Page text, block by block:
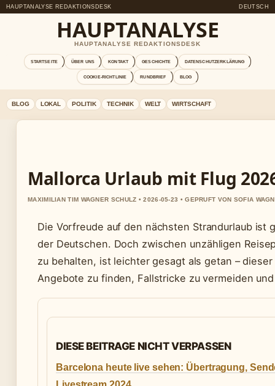
HAUPTANALYSE REDAKTIONSDESK DEUTSCH
HAUPTANALYSE
HAUPTANALYSE REDAKTIONSDESK
STARTSEITE ÜBER UNS KONTAKT GESCHICHTE DATENSCHUTZERKLÄRUNG
COOKIE-RICHTLINIE RUNDBRIEF BLOG
BLOG LOKAL POLITIK TECHNIK WELT WIRTSCHAFT
Mallorca Urlaub mit Flug
MAXIMILIAN TIM WAGNER SCHULZ • 2026-05-23 • GEPRUFT VON SOFIA
Die Vorfreude auf den nächsten Strandurlaub ist
der Deutschen. Doch zwischen unzähligen
zu behalten, ist leichter gesagt als getan –
Angebote zu finden, Fallstricke zu vermeiden
DIESE BEITRAGE NICHT VERPASSEN
Barcelona heute live sehen: Übertragung,